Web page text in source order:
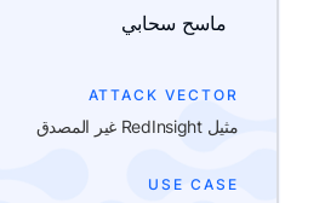
ماسح سحابي
ATTACK VECTOR
مثيل RedInsight غير المصدق
USE CASE